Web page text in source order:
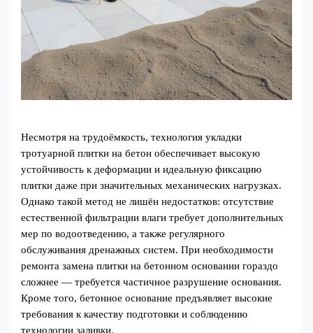
Несмотря на трудоёмкость, технология укладки
тротуарной плитки на бетон обеспечивает высокую
устойчивость к деформации и идеальную фиксацию
плитки даже при значительных механических нагрузках.
Однако такой метод не лишён недостатков: отсутствие
естественной фильтрации влаги требует дополнительных
мер по водоотведению, а также регулярного
обслуживания дренажных систем. При необходимости
ремонта замена плитки на бетонном основании гораздо
сложнее — требуется частичное разрушение основания.
Кроме того, бетонное основание предъявляет высокие
требования к качеству подготовки и соблюдению
технологии заливки.